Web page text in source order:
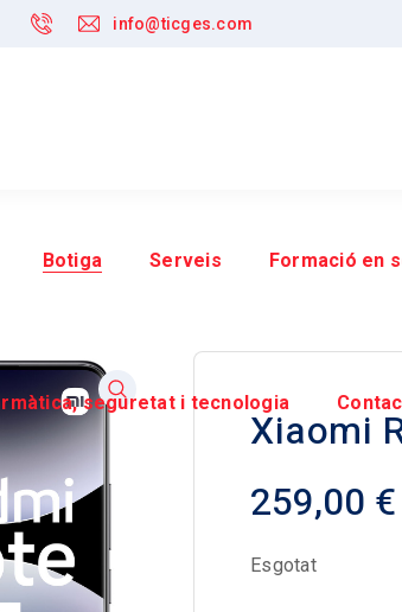
info@ticges.com
Botiga Serveis Formació en
seguretat i tecnologia
Xiaomi
259,00 €
Esgotat